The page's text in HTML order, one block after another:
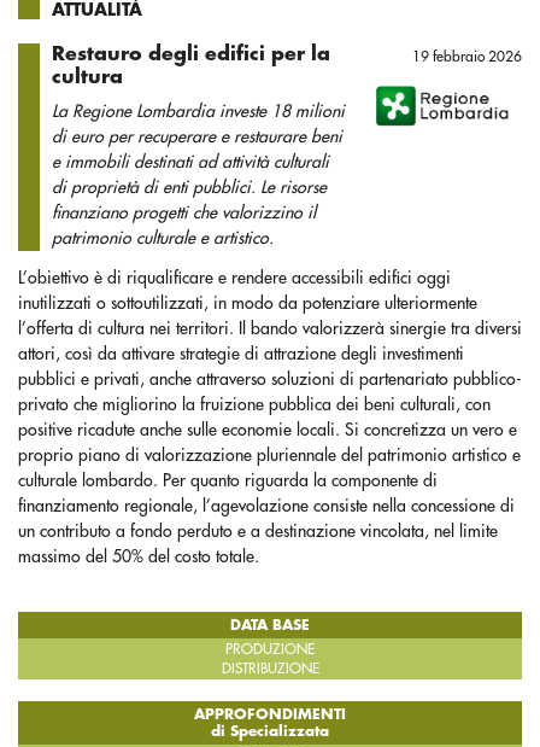
ATTUALITÀ
Restauro degli edifici per la
cultura
La Regione Lombardia investe 18 milioni
di euro per recuperare e restaurare beni
e immobili destinati ad attività culturali
di proprietà di enti pubblici. Le risorse
finanziano progetti che valorizzino il
patrimonio culturale e artistico.
19 febbraio 2026
L’obiettivo è di riqualificare e rendere accessibili edifici oggi
inutilizzati o sottoutilizzati, in modo da potenziare ulteriormente
l’offerta di cultura nei territori. Il bando valorizzerà sinergie tra diversi
attori, così da attivare strategie di attrazione degli investimenti
pubblici e privati, anche attraverso soluzioni di partenariato pubblico-
privato che migliorino la fruizione pubblica dei beni culturali, con
positive ricadute anche sulle economie locali. Si concretizza un vero e
proprio piano di valorizzazione pluriennale del patrimonio artistico e
culturale lombardo. Per quanto riguarda la componente di
finanziamento regionale, l’agevolazione consiste nella concessione di
un contributo a fondo perduto e a destinazione vincolata, nel limite
massimo del 50% del costo totale.
DATA BASE
PRODUZIONE
DISTRIBUZIONE
APPROFONDIMENTI
di Specializzata